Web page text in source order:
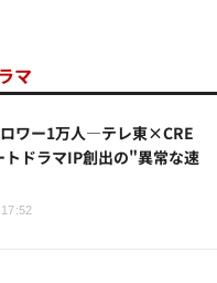
マ
ワー1万人―テレ東×CRE
トドラマIP創出の"異常な速